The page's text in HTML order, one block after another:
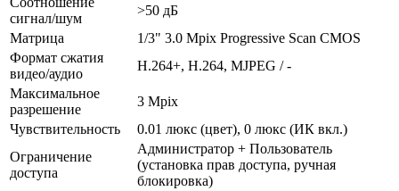
сигнал/шум
>50 дБ
Матрица
1/3" 3.0 Mpix Progressive Scan CMOS
Формат сжатия
видео/аудио
H.264+, H.264, MJPEG / -
Максимальное
разрешение
3 Mpix
Чувствительность
0.01 люкс (цвет), 0 люкс (ИК вкл.)
Ограничение
доступа
Администратор + Пользователь
(установка прав доступа, ручная
блокировка)